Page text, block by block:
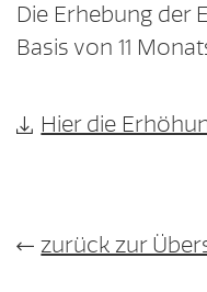
Die Erhebung der
Basis von 11
Hier die
zurück zur